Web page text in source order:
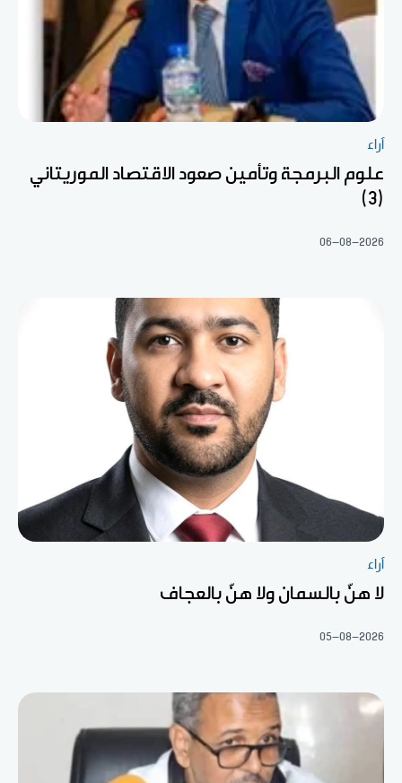
آراء
علوم البرمجة وتأمين صعود الاقتصاد الموريتاني
(3)
06-08-2026
آراء
لا هنّ بالسمان ولا هنّ بالعجاف
05-08-2026